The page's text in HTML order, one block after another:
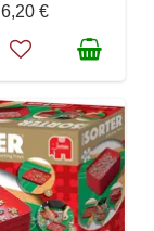
6,20 €